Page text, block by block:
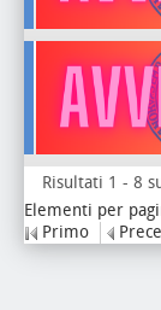
Risultati 1 - 8
Elementi per
Primo